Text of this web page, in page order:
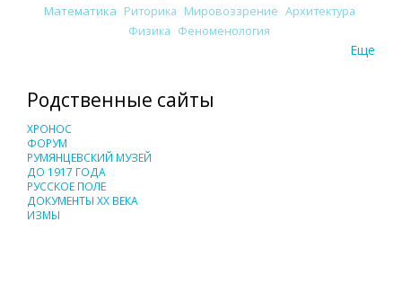
Математика Риторика Мировоззрение Архитектура
Физика Феноменология
Еще
Родственные сайты
ХРОНОС
ФОРУМ
РУМЯНЦЕВСКИЙ МУЗЕЙ
ДО 1917 ГОДА
РУССКОЕ ПОЛЕ
ДОКУМЕНТЫ XX ВЕКА
ИЗМЫ